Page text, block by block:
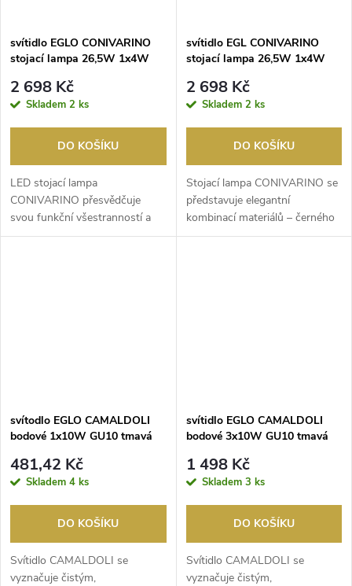
svítidlo EGLO CONIVARINO
stojací lampa 26,5W 1x4W
2 698 Kč
Skladem 2 ks
DO KOŠÍKU
LED stojací lampa
CONIVARINO přesvědčuje
svou funkční všestranností a
moderním designem. Hlavní
svítidlo EGL CONIVARINO
stojací lampa 26,5W 1x4W
mosaz/černá
2 698 Kč
Skladem 2 ks
DO KOŠÍKU
Stojací lampa CONIVARINO se
představuje elegantní
kombinací materiálů – černého
rámu a prvků z kart...
svítodlo EGLO CAMALDOLI
bodové 1x10W GU10 tmavá
481,42 Kč
Skladem 4 ks
DO KOŠÍKU
Svítidlo CAMALDOLI se
vyznačuje čistým,
svítidlo EGLO CAMALDOLI
bodové 3x10W GU10 tmavá
1 498 Kč
Skladem 3 ks
DO KOŠÍKU
Svítidlo CAMALDOLI se
vyznačuje čistým,